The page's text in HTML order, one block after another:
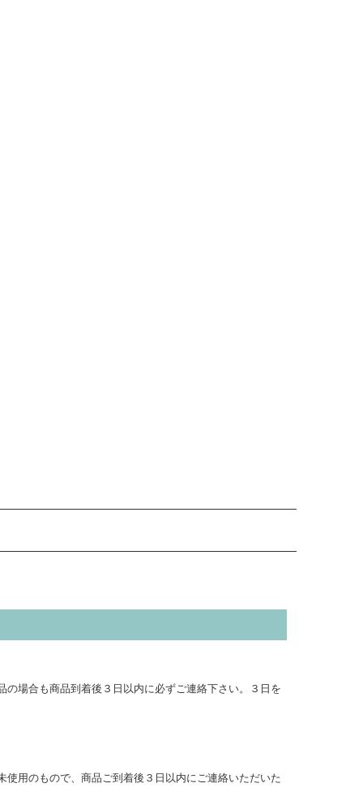
の場合も商品到着後３日以内に必ずご連絡下さい。３日を
使用のもので、商品ご到着後３日以内にご連絡いただいた